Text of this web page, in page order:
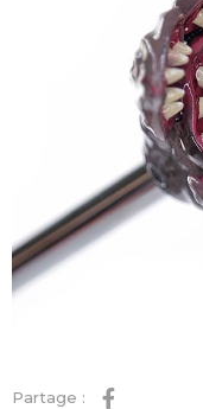
Partage :